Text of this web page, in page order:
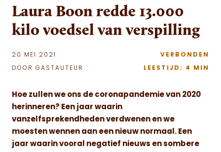
Laura Boon redde 13.000
kilo voedsel van verspilling
20 MEI 2021
DOOR GASTAUTEUR
VERBONDEN
LEESTIJD: 4 MIN
Hoe zullen we ons de coronapandemie van 2020
herinneren? Een jaar waarin
vanzelfsprekendheden verdwenen en we
moesten wennen aan een nieuw normaal. Een
jaar waarin vooral negatief nieuws en sombere